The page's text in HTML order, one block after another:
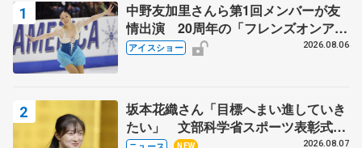
中野友加里さんら第1回メンバーが友
情出演 20周年の「フレンズオンアイ
ス」 宮本賢二さん、有川梨絵さん、
アイスショー 2026.08.06
坂本花織さん「目標へまい進していき
たい」 文部科学省スポーツ表彰式で
代表謝辞NEW 2026.08.07